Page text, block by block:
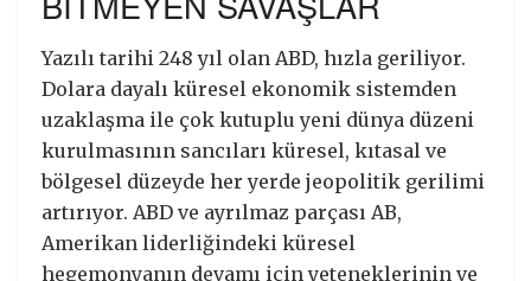
Yazılı tarihi 248 yıl olan ABD, hızla geriliyor.
Dolara dayalı küresel ekonomik sistemden
uzaklaşma ile çok kutuplu yeni dünya düzeni
kurulmasının sancıları küresel, kıtasal ve
bölgesel düzeyde her yerde jeopolitik gerilimi
artırıyor. ABD ve ayrılmaz parçası AB,
Amerikan liderliğindeki küresel
hegemonyanın devamı için yeteneklerinin ve